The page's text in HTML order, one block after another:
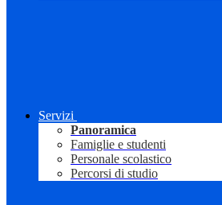
Servizi
Panoramica
Famiglie e studenti
Personale scolastico
Percorsi di studio